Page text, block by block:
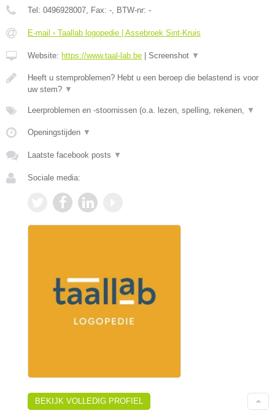
Tel: 0496928007 , Fax: - , BTW-nr: -
E-mail › Taallab logopedie | Assebroek Sint-Kruis
Website: https://www.taal-lab.be | Screenshot ▼
Heeft u stemproblemen? Hebt u een beroep die belastend is voor
uw stem? ▼
Leerproblemen en -stoornissen (o.a. lezen, spelling, rekenen, ▼
Openingstijden ▼
Laatste facebook posts ▼
Sociale media:
BEKIJK VOLLEDIG PROFIEL